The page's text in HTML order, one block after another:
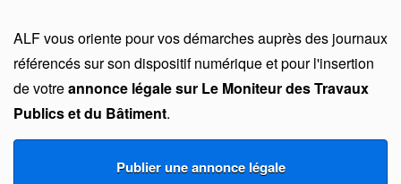
ALF vous oriente pour vos démarches auprès des journaux
référencés sur son dispositif numérique et pour l'insertion
de votreannonce légale sur Le Moniteur des Travaux
Publics et du Bâtiment.